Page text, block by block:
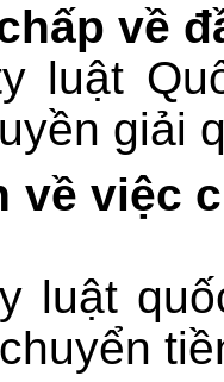
về
luật
giải
về việc
luật